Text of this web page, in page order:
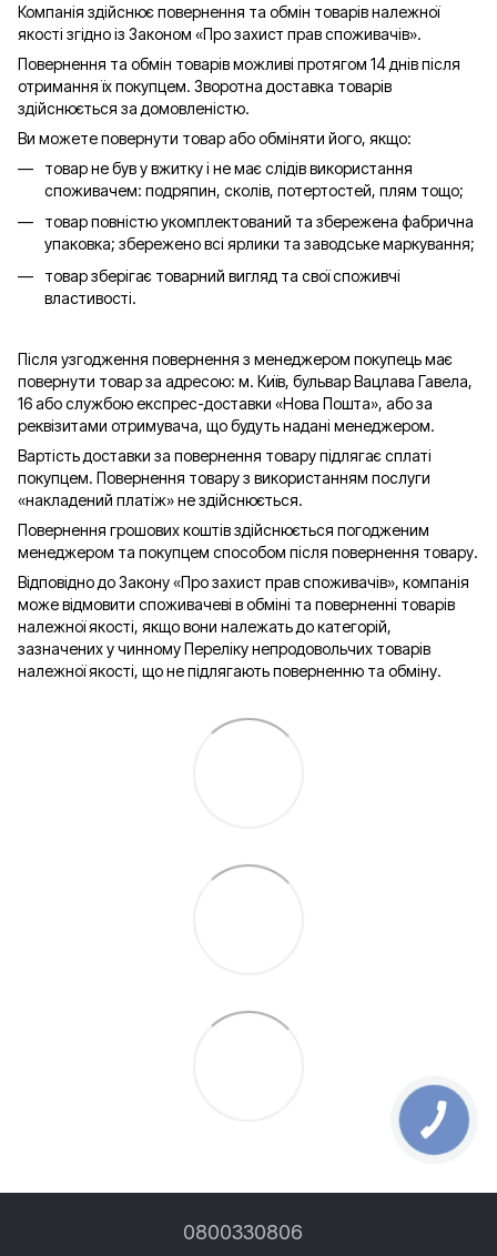
Компанія здійснює повернення та обмін товарів належної
якості згідно із Законом «Про захист прав споживачів».
Повернення та обмін товарів можливі протягом 14 днів після
отримання їх покупцем. Зворотна доставка товарів
здійснюється за домовленістю.
Ви можете повернути товар або обміняти його, якщо:
товар не був у вжитку і не має слідів використання
споживачем: подряпин, сколів, потертостей, плям тощо;
товар повністю укомплектований та збережена фабрична
упаковка; збережено всі ярлики та заводське маркування;
товар зберігає товарний вигляд та свої споживчі
властивості.
Після узгодження повернення з менеджером покупець має
повернути товар за адресою: м. Київ, бульвар Вацлава Гавела,
16 або службою експрес-доставки «Нова Пошта», або за
реквізитами отримувача, що будуть надані менеджером.
Вартість доставки за повернення товару підлягає сплаті
покупцем. Повернення товару з використанням послуги
«накладений платіж» не здійснюється.
Повернення грошових коштів здійснюється погодженим
менеджером та покупцем способом після повернення товару.
Відповідно до Закону «Про захист прав споживачів», компанія
може відмовити споживачеві в обміні та поверненні товарів
належної якості, якщо вони належать до категорій,
зазначених у чинному Переліку непродовольчих товарів
належної якості, що не підлягають поверненню та обміну.
0800330806